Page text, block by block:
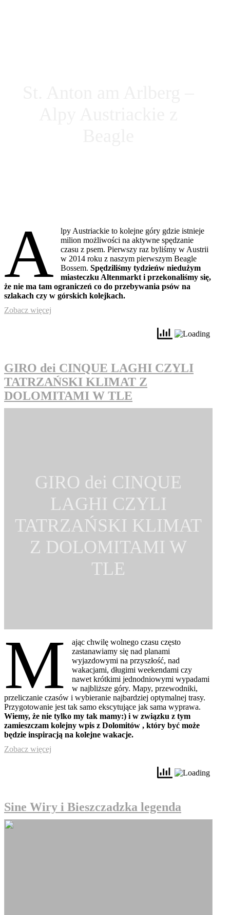
A
lpy Austriackie to kolejne góry gdzie istnieje
milion możliwości na aktywne spędzanie
czasu z psem. Pierwszy raz byliśmy w Austrii
w 2014 roku z naszym pierwszym Beagle
Bossem.Spędziliśmy tydzieńw niedużym
miasteczku Altenmarkt i przekonaliśmy się,
że nie ma tam ograniczeń co do przebywania psów na
szlakach czy w górskich kolejkach.
Zobacz więcej
GIRO dei CINQUE LAGHI CZYLI
TATRZAŃSKI KLIMAT Z
DOLOMITAMI W TLE
GIRO dei CINQUE
LAGHI CZYLI
TATRZAŃSKI KLIMAT
Z DOLOMITAMI W
TLE
M
ając chwilę wolnego czasu często
zastanawiamy się nad planami
wyjazdowymi na przyszłość, nad
wakacjami, długimi weekendami czy
nawet krótkimi jednodniowymi wypadami
w najbliższe góry. Mapy, przewodniki,
przeliczanie czasów i wybieranie najbardziej optymalnej trasy.
Przygotowanie jest tak samo ekscytujące jak sama wyprawa.
Wiemy, że nie tylko my tak mamy:) i w związku z tym
zamieszczam kolejny wpis z Dolomitów , który być może
będzie inspiracją na kolejne wakacje.
Zobacz więcej
Sine Wiry i Bieszczadzka legenda